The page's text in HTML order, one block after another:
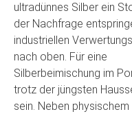
ultradünnes Silber ein
der Nachfrage
industriellen
nach oben. Für eine
Silberbeimischung im
trotz der jüngsten
sein. Neben